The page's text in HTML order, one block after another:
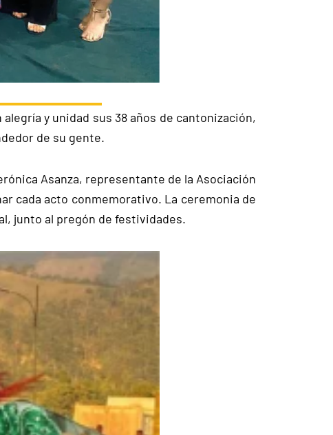
y unidad sus 38 años de cantonización,
de su gente.
Asanza, representante de la Asociación
cada acto conmemorativo. La ceremonia de
junto al pregón de festividades.